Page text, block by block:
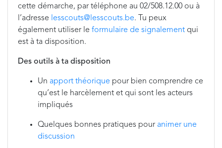
cette démarche, par téléphone au 02/508.12.00 ou à
l’adresse
lesscouts@lesscouts.be. Tu peux
également utiliser le formulaire de signalement qui
est à ta disposition.
Des outils à ta disposition
Un apport théorique pour bien comprendre ce
qu’est le harcèlement et qui sont les acteurs
impliqués
Quelques bonnes pratiques pour animer une
discussion